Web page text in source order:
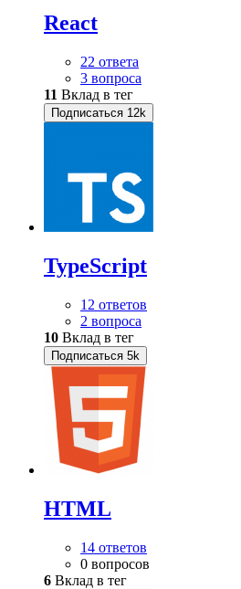
React
22 ответа
3 вопроса
11 Вклад в тег
Подписаться 12k
TypeScript
12 ответов
2 вопроса
10 Вклад в тег
Подписаться 5k
HTML
14 ответов
0 вопросов
6 Вклад в тег